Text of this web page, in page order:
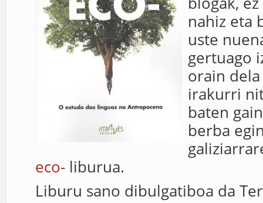
nahiz eta
uste
gertuago
orain
irakurri
baten
berba
eco- liburua.
Liburu sano dibulgatiboa da